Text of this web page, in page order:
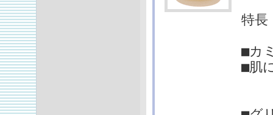
特
■カ
■肌